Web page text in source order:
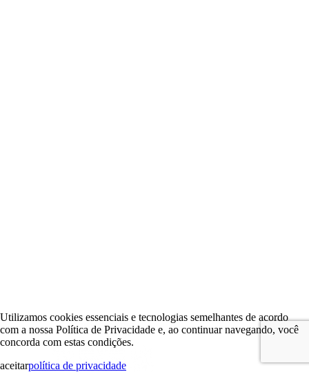
Utilizamos cookies essenciais e tecnologias semelhantes de acordo
com a nossa Política de Privacidade e, ao continuar navegando, você
concorda com estas condições.
aceitarpolítica de privacidade